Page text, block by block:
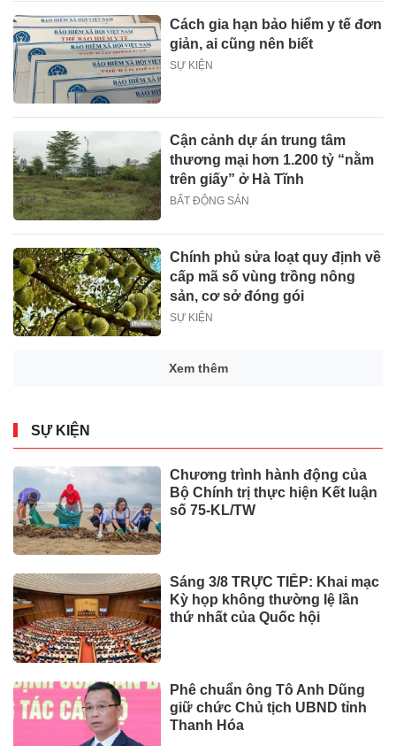
Cách gia hạn bảo hiểm y tế đơn
giản, ai cũng nên biết
SỰ KIỆN
Cận cảnh dự án trung tâm
thương mại hơn 1.200 tỷ “nằm
trên giấy” ở Hà Tĩnh
BẤT ĐỘNG SẢN
Chính phủ sửa loạt quy định về
cấp mã số vùng trồng nông
sản, cơ sở đóng gói
SỰ KIỆN
Xem thêm
SỰ KIỆN
Chương trình hành động của
Bộ Chính trị thực hiện Kết luận
số 75-KL/TW
Sáng 3/8 TRỰC TIẾP: Khai mạc
Kỳ họp không thường lệ lần
thứ nhất của Quốc hội
Phê chuẩn ông Tô Anh Dũng
giữ chức Chủ tịch UBND tỉnh
Thanh Hóa